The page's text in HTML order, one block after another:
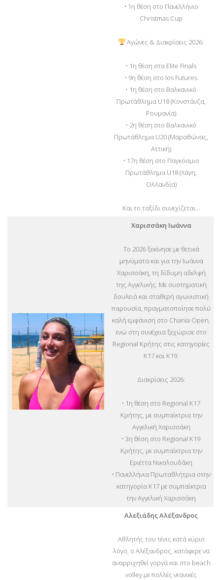
• 1η θέση στο Πανελλήνιο
Christmas Cup
Αγώνες & Διακρίσεις 2026:
• 1η θέση στα Elite Finals
• 9η θέση στο Ios Futures
• 1η θέση στο Βαλκανικό
Πρωτάθλημα U18 (Κονστάνζα,
Ρουμανία)
• 2η θέση στο Βαλκανικό
Πρωτάθλημα U20 (Μαραθώνας,
Αττική)
• 17η θέση στο Παγκόσμιο
Πρωτάθλημα U18 (Χάγη,
Ολλανδία)
Και το ταξίδι συνεχίζεται...
Χαρισσάκη Ιωάννα
Το 2026 ξεκίνησε με θετικά
μηνύματα και για την Ιωάννα
Χαρισσάκη, τη δίδυμη αδελφή
της Αγγελικής. Με συστηματική
δουλειά και σταθερή αγωνιστική
παρουσία, πραγματοποίησε πολύ
καλή εμφάνιση στο Chania Open,
ενώ στη συνέχεια ξεχώρισε στο
Regional Κρήτης στις κατηγορίες
Κ17 και Κ19.
Διακρίσεις 2026:
• 1η θέση στο Regional Κ17
Κρήτης, με συμπαίκτρια την
Αγγελική Χαρισσάκη
• 3η θέση στο Regional Κ19
Κρήτης, με συμπαίκτρια την
Εριέττα Νικολουδάκη
• Πανελλήνια Πρωταθλήτρια στην
κατηγορία Κ17 με συμπαίκτρια
την Αγγελική Χαρισσάκη
Αλεξιάδης Αλέξανδρος
Αθλητής του τένις κατά κύριο
λόγο, ο Αλέξανδρος, κατάφερε να
αναρριχηθεί γοργά και στο beach
volley με πολλές νεανικές